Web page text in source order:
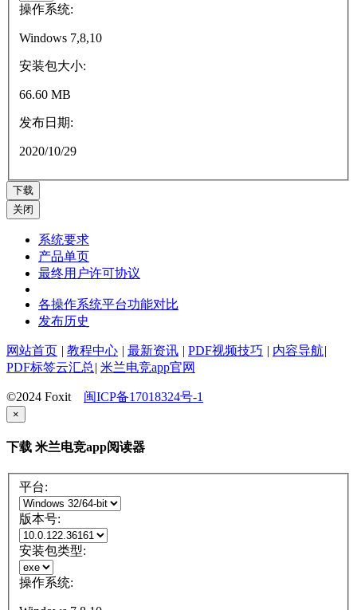
操作系统:
Windows 7,8,10
安装包大小:
66.60 MB
发布日期:
2020/10/29
下载
关闭
系统要求
产品单页
最终用户许可协议
各操作系统平台功能对比
发布历史
网站首页 | 教程中心 | 最新资讯 | PDF视频技巧 | 内容导航|
PDF标签云汇总 | 米兰电竞app官网
©2024 Foxit 闽ICP备17018324号-1
×
下载 米兰电竞app阅读器
平台:
版本号:
安装包类型:
操作系统: